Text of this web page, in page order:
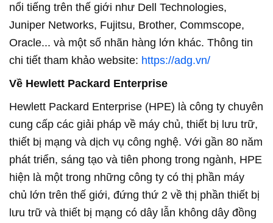
nổi tiếng trên thế giới như Dell Technologies,
Juniper Networks, Fujitsu, Brother, Commscope,
Oracle... và một số nhãn hàng lớn khác. Thông tin
chi tiết tham khảo website: https://adg.vn/
Về Hewlett Packard Enterprise
Hewlett Packard Enterprise (HPE) là công ty chuyên
cung cấp các giải pháp về máy chủ, thiết bị lưu trữ,
thiết bị mạng và dịch vụ công nghệ. Với gần 80 năm
phát triển, sáng tạo và tiên phong trong ngành, HPE
hiện là một trong những công ty có thị phần máy
chủ lớn trên thế giới, đứng thứ 2 về thị phần thiết bị
lưu trữ và thiết bị mạng có dây lẫn không dây đồng